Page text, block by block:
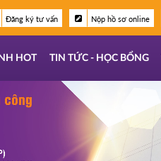
Đăng ký tư vấn Nộp hồ sơ online
HOT TIN TỨC - HỌC BỔNG